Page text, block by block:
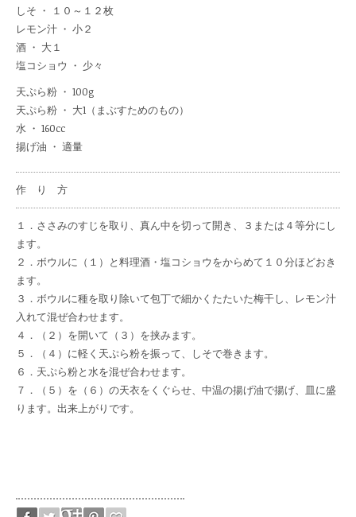
しそ ・ １０～１２枚
レモン汁 ・ 小２
酒 ・ 大１
塩コショウ ・ 少々
天ぷら粉 ・ 100g
天ぷら粉 ・ 大1（まぶすためのもの）
水 ・ 160cc
揚げ油 ・ 適量
作 り 方
１．ささみのすじを取り、真ん中を切って開き、３または４等分にし
ます。
２．ボウルに（１）と料理酒・塩コショウをからめて１０分ほどおき
ます。
３．ボウルに種を取り除いて包丁で細かくたたいた梅干し、レモン汁
入れて混ぜ合わせます。
４．（２）を開いて（３）を挟みます。
５．（４）に軽く天ぷら粉を振って、しそで巻きます。
６．天ぷら粉と水を混ぜ合わせます。
７．（５）を（６）の天衣をくぐらせ、中温の揚げ油で揚げ、皿に盛
ります。出来上がりです。